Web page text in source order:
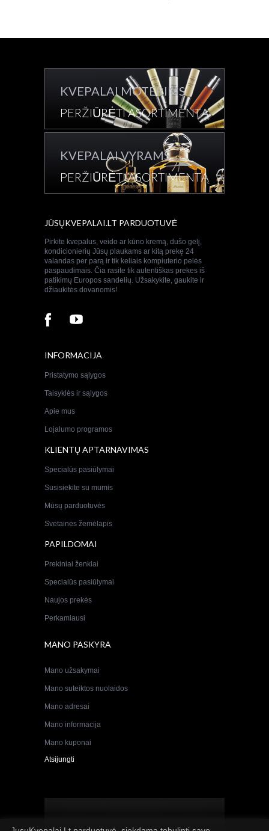
KVEPALAI MOTERIMS
PERŽIŪRĖTI ASORTIMENTĄ
KVEPALAI VYRAMS
PERŽIŪRĖTI ASORTIMENTĄ
JŪSŲKVEPALAI.LT PARDUOTUVĖ
Pirkite kvepalus, veido ar kūno kremą, dušo gelį,
kondicionierių Jūsų plaukams ar kitą prekę 24
valandas per parą ir tik keliais kompiuterio pelės
paspaudimais. Čia rasite tik autentiškas prekes iš
patikimų Europos sandelių. Užsakykite, gaukite ir
džiaukitės dovanomis!
INFORMACIJA
Pristatymo sąlygos
Taisyklės ir sąlygos
Apie mus
Lojalumo programos
KLIENTŲ APTARNAVIMAS
Specialūs pasiūlymai
Susisiekite su mumis
Mūsų parduotuvės
Svetainės žemėlapis
PAPILDOMAI
Prekiniai ženklai
Specialūs pasiūlymai
Naujos prekės
Perkamiausi
MANO PASKYRA
Mano užsakymai
Mano suteiktos nuolaidos
Mano adresai
Mano informacija
Mano kuponai
Atsijungti